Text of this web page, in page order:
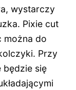
wystarczy
Pixie cut
można do
Przy
będzie się